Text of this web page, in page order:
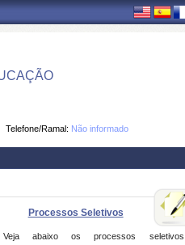
Telefone/Ramal: Não informado
Processos Seletivos
Veja abaixo os processos seletivos